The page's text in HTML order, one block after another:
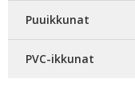
Puuikkunat
PVC-ikkunat